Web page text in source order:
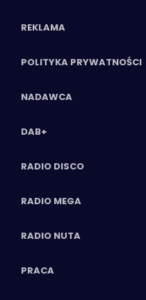
REKLAMA
POLITYKA PRYWATNOŚCI
NADAWCA
DAB+
RADIO DISCO
RADIO MEGA
RADIO NUTA
PRACA